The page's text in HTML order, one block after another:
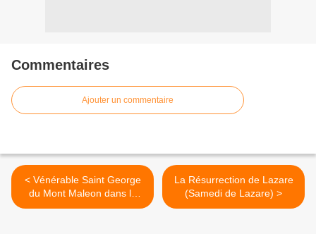
Commentaires
Ajouter un commentaire
< Vénérable Saint George
du Mont Maleon dans le
Péloponnese
La Résurrection de Lazare
(Samedi de Lazare) >